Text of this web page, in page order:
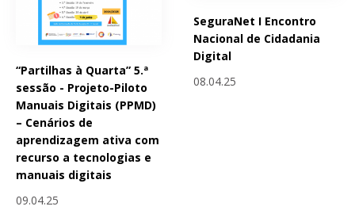
“Partilhas à Quarta” 5.ª
sessão - Projeto-Piloto
Manuais Digitais (PPMD)
– Cenários de
aprendizagem ativa com
recurso a tecnologias e
manuais digitais
09.04.25
SeguraNet I Encontro
Nacional de Cidadania
Digital
08.04.25